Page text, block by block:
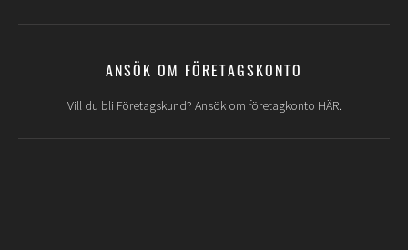
ANSÖK OM FÖRETAGSKONTO
Vill du bli Företagskund? Ansök om företagkonto HÄR.